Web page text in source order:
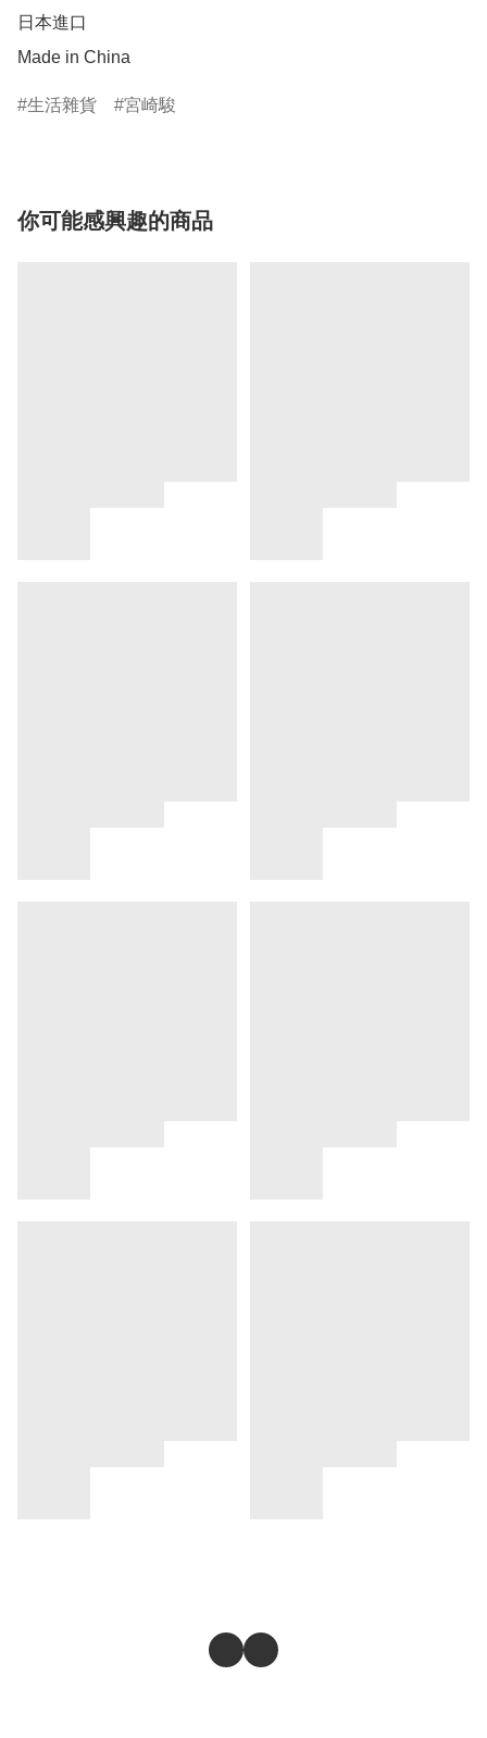
日本進口
Made in China
生活雜貨 宮崎駿
你可能感興趣的商品